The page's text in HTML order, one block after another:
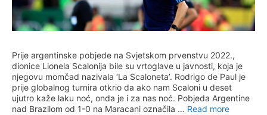
Prije argentinske pobjede na Svjetskom prvenstvu 2022.,
dionice Lionela Scalonija bile su vrtoglave u javnosti, koja je
njegovu momčad nazivala ‘La Scaloneta’. Rodrigo de Paul je
prije globalnog turnira otkrio da ako nam Scaloni u deset
ujutro kaže laku noć, onda je i za nas noć. Pobjeda Argentine
nad Brazilom od 1-0 na Maracani označila … Read more